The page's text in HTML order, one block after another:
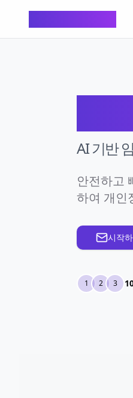
AI 기반
안전하고
하여 개인
시작
1 2 3